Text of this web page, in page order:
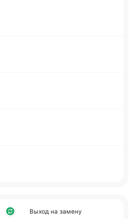
Выход на замену